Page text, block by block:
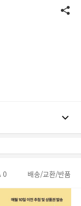
0 배송/교환/반품